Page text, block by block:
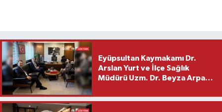
Eyüpsultan Kaymakamı Dr.
Arslan Yurt ve İlçe Sağlık
Müdürü Uzm. Dr. Beyza Arpacı
Ziyareti